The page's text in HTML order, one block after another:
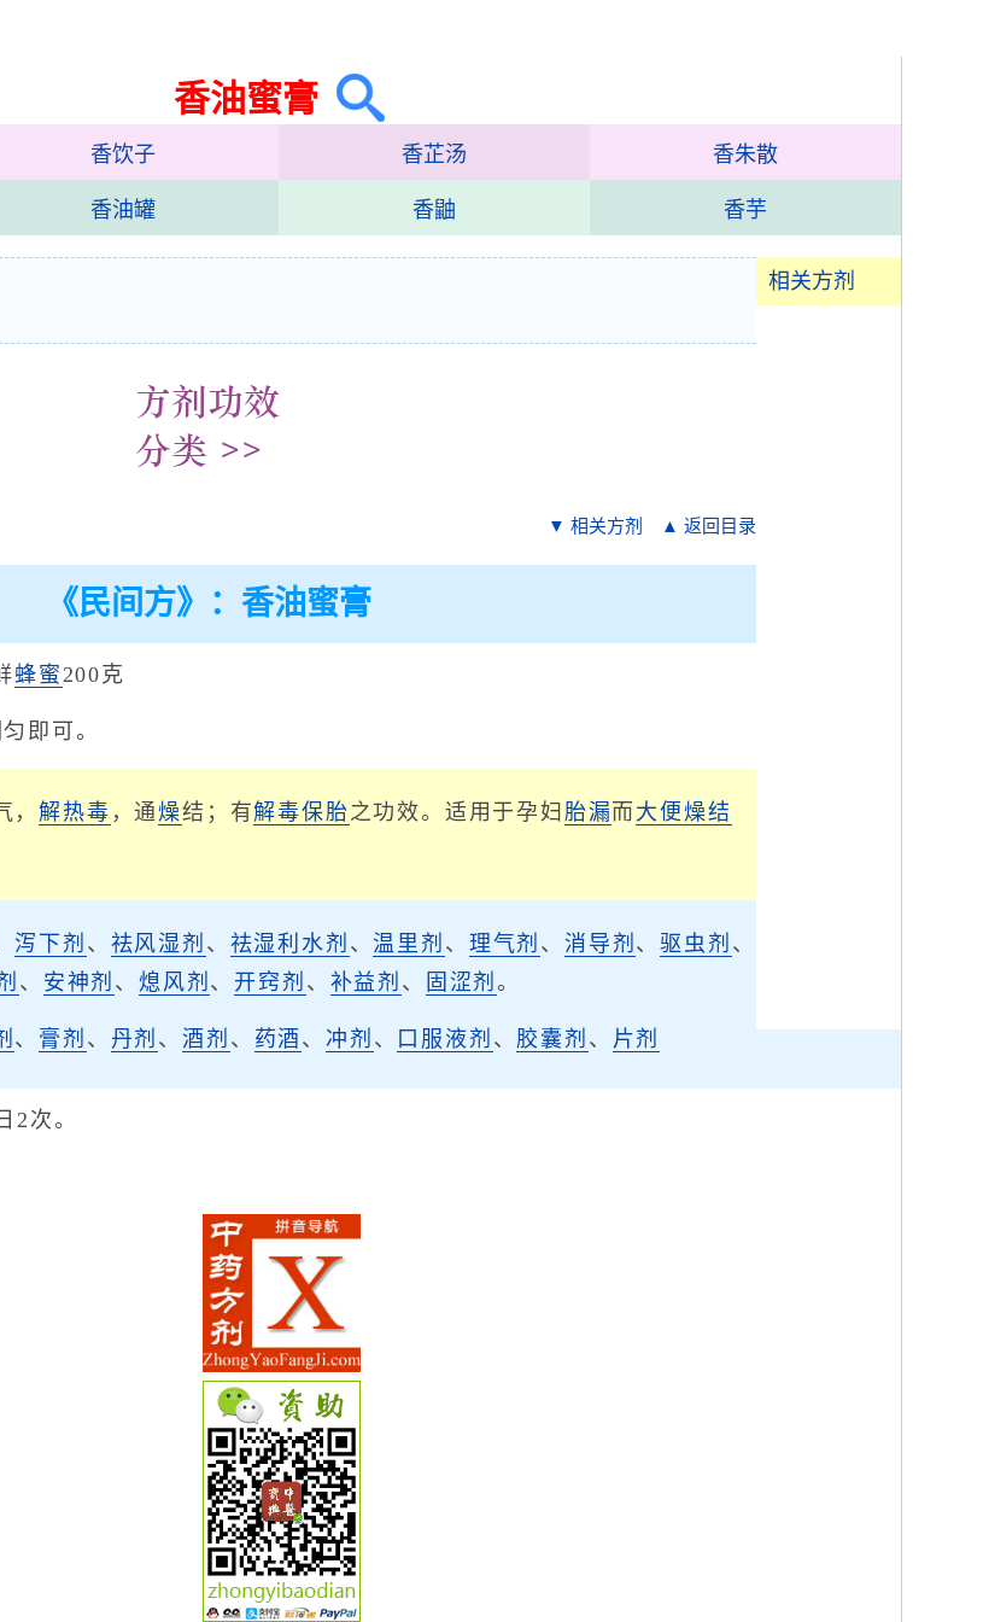
香油蜜膏
香饮子 香芷汤 香朱散
香油罐 香鼬 香芋
相关方剂
▼ 相关方剂 ▲ 返回目录
《民间方》：香油蜜膏
蜂蜜200克
即可。
，解热毒 ，通燥结；有解毒保胎之功效。适用于孕妇 胎漏 而 大便燥结
泻下剂 、 祛风湿剂 、 祛湿利水剂 、温里剂 、 理气剂 、 消导剂 、驱虫剂 、
、 安神剂 、熄风剂 、 开窍剂 、 补益剂 、 固涩剂。
、 膏剂 、 丹剂 、酒剂 、 药酒 、 冲剂 、 口服液剂 、 胶囊剂 、 片剂
2次。